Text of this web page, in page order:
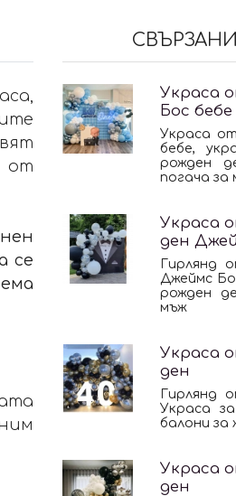
Украса
Бос бебе
Украса
бебе,
рожден
погача за
Украса
ден
Гирлянд
Джеймс
рожден
мъж
Украса
ден
Гирлянд
Украса
балони за
Украса
ден
от
се